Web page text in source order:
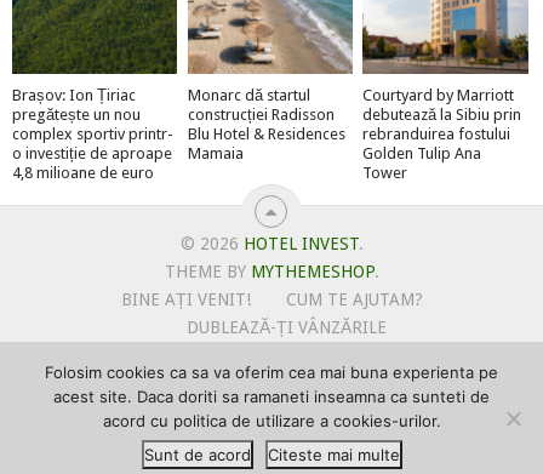
Brașov: Ion Țiriac
pregătește un nou
complex sportiv printr-
o investiție de aproape
4,8 milioane de euro
Monarc dă startul
construcției Radisson
Blu Hotel & Residences
Mamaia
Courtyard by Marriott
debutează la Sibiu prin
rebranduirea fostului
Golden Tulip Ana
Tower
© 2026 HOTEL INVEST.
THEME BY MYTHEMESHOP.
BINE AȚI VENIT!
CUM TE AJUTAM?
DUBLEAZĂ-ȚI VÂNZĂRILE
POLITICA DE UTILIZARE COOKIE-URI
PRIMEȘTI GRATUIT MEGA-CADOURI LA ABONARE
PROMOVEAZĂ-TE PE HOTELINVEST
TERMENI SI CONDITII
Folosim cookies ca sa va oferim cea mai buna experienta pe
acest site. Daca doriti sa ramaneti inseamna ca sunteti de
acord cu politica de utilizare a cookies-urilor.
Sunt de acord
Citeste mai multe